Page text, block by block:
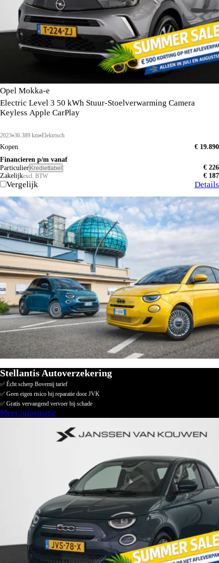
Opel Mokka-e
Electric Level 3 50 kWh Stuur-Stoelverwarming Camera
Keyless Apple CarPlay
2023 36.389 km Elektrisch
Kopen
€ 19.890
Financieren p/m vanaf
Particulier Krediettabel
€ 226
Zakelijkexcl. BTW € 187
Vergelijk Details
Stellantis Autoverzekering
✅ Écht scherp Bovemij tarief
✅ Geen eigen risico bij reparatie door JVK
✅ Gratis vervangend vervoer bij schade
Meer informatie